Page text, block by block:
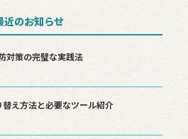
近のお知らせ
対策の完璧な実践法
え方法と必要なツール紹介